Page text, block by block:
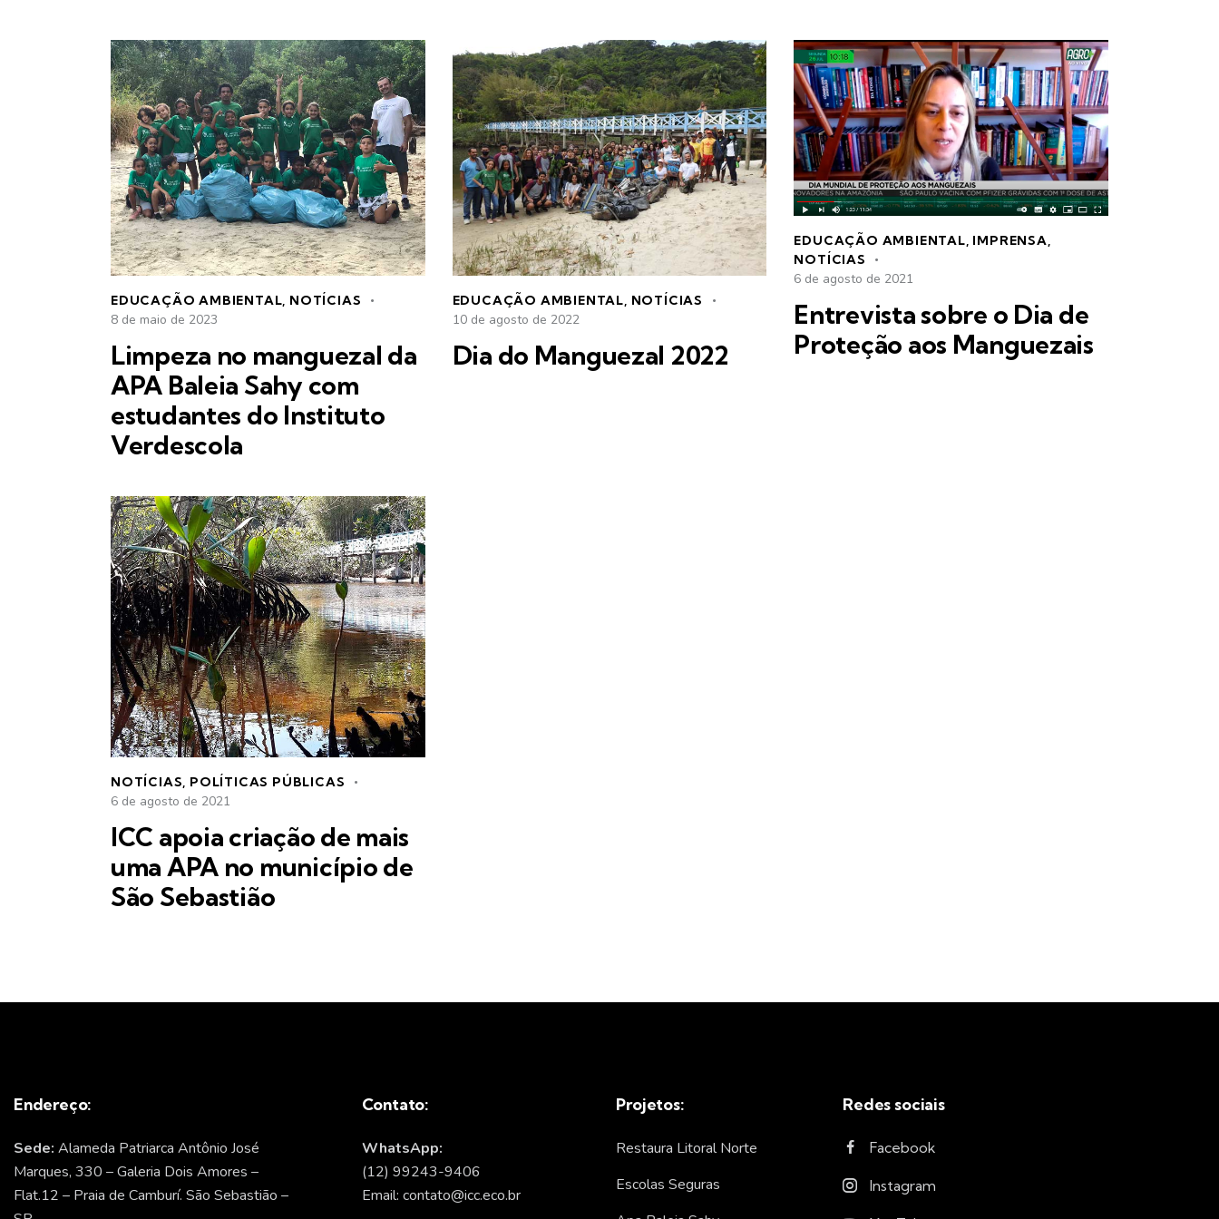
EDUCAÇÃO AMBIENTAL, NOTÍCIAS
8 de maio de 2023
Limpeza no manguezal da
APA Baleia Sahy com
estudantes do Instituto
Verdescola
EDUCAÇÃO AMBIENTAL, NOTÍCIAS
10 de agosto de 2022
Dia do Manguezal 2022
EDUCAÇÃO AMBIENTAL, IMPRENSA,
NOTÍCIAS
6 de agosto de 2021
Entrevista sobre o Dia de
Proteção aos Manguezais
NOTÍCIAS, POLÍTICAS PÚBLICAS
6 de agosto de 2021
ICC apoia criação de mais
uma APA no município de
São Sebastião
Endereço:
Sede: Alameda Patriarca Antônio José
Marques, 330 – Galeria Dois Amores –
Flat.12 – Praia de Camburí. São Sebastião –
Contato:
WhatsApp:
(12) 99243-9406
Email: contato@icc.eco.br
Projetos:
Restaura Litoral Norte
Escolas Seguras
Redes sociais
Facebook
Instagram